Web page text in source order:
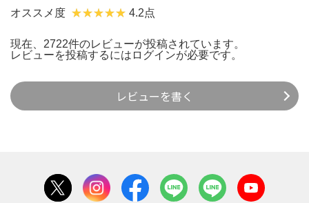
オススメ度 4.2点
現在、2722件のレビューが投稿されています。
レビューを投稿するには ログインが必要です。
レビューを書く